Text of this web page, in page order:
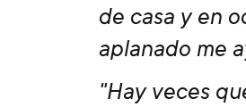
de casa y en
aplanado me
"Hay veces